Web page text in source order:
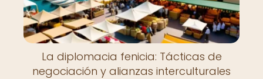
La diplomacia fenicia: Tácticas de
negociación y alianzas interculturales